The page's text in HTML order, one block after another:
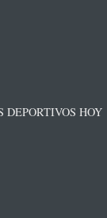
DEPORTIVOS HOY